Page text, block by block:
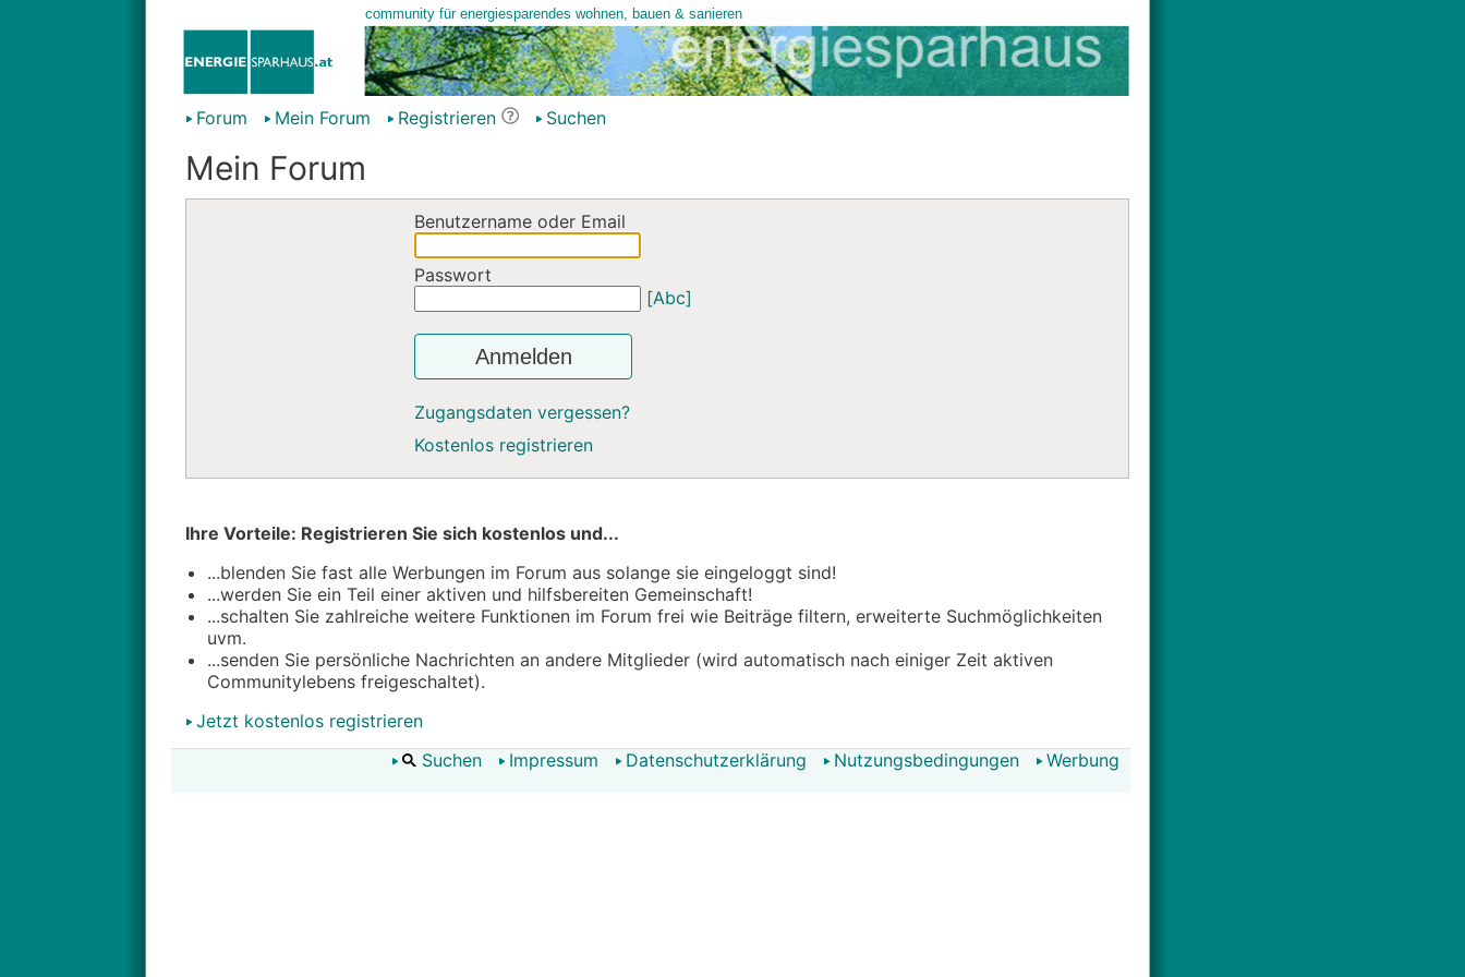
Forum Mein Forum Registrieren Suchen
Mein Forum
Benutzername oder Email
Passwort
[Abc]
Anmelden
Zugangsdaten vergessen?
Kostenlos registrieren
Ihre Vorteile: Registrieren Sie sich kostenlos und...
...blenden Sie fast alle Werbungen im Forum aus solange sie eingeloggt sind!
...werden Sie ein Teil einer aktiven und hilfsbereiten Gemeinschaft!
...schalten Sie zahlreiche weitere Funktionen im Forum frei wie Beiträge filtern, erweiterte Suchmöglichkeiten
uvm.
...senden Sie persönliche Nachrichten an andere Mitglieder (wird automatisch nach einiger Zeit aktiven
Communitylebens freigeschaltet).
Jetzt kostenlos registrieren
Suchen
Impressum Datenschutzerklärung Nutzungsbedingungen Werbung